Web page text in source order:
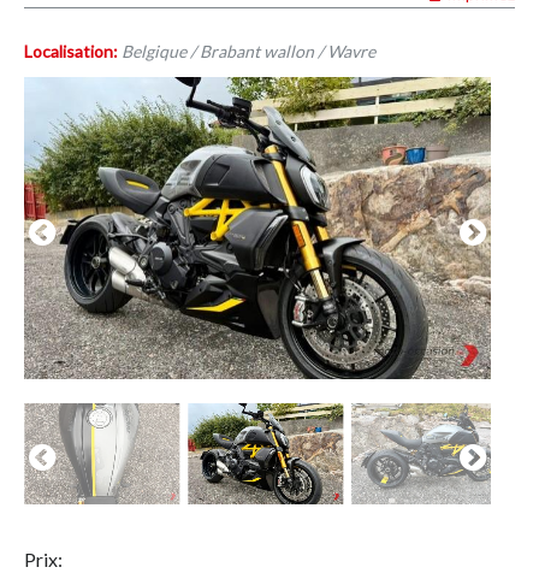
Localisation: Belgique / Brabant wallon / Wavre
Prix: